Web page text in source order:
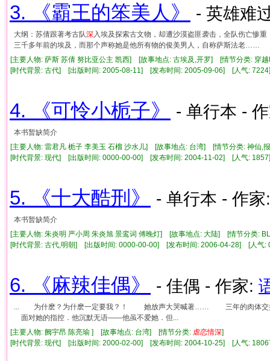
3. 《霸王的笨美人》 - 英雄难
大纲：苏倩跟著考古队深 入埃及探索古文物，却遭沙漠盗匪袭击，全队伤亡惨
三千多年前的埃及，而那个声称她是他所有物的俊美男人，自称萨斯法老……
[主要人物: 萨斯 苏倩 努比亚公主 凯西] [故事地点: 古埃及,开罗] [情节分类: 穿越
[时代背景: 古代] [出版时间: 2005-08-11] [发布时间: 2005-09-06] [人气:
4. 《可怜小栀子》 - 单行本 -
本书暂缺简介
[主要人物: 雷君凡 栀子 李美玉 石榴 沙水儿] [故事地点: 台湾] [情节分类: 神仙,
[时代背景: 现代] [出版时间: 0000-00-00] [发布时间: 2004-11-02] [人气:
5. 《十大酷刑》 - 单行本 - 作
本书暂缺简介
[主要人物: 朱炎明 严小周 朱炎旭 景鸾词 傅晚灯] [故事地点: 大陆] [情节分类:
[时代背景: 古代,明朝] [出版时间: 0000-00-00] [发布时间: 2006-04-28] [人气
6. 《麻辣佳偶》 - 佳偶 - 作家:
... 为什麽？为什麽一定要我？！ 她放声大哭喊著…… 三年的肉体交
面对她的指控．他沉默无语——他虽不爱她．但...
[主要人物: 阙宇昂 陈亮瑜 ] [故事地点: 台湾] [情节分类: 虐恋情深]
[时代背景: 现代] [出版时间: 2000-02-00] [发布时间: 2004-10-25] [人气: